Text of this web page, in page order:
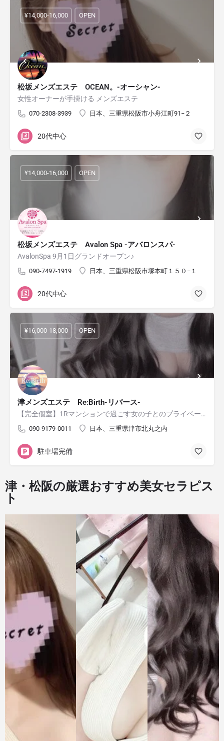
松坂メンズエステ OCEAN。-オーシャン-
女性オーナーが手掛ける メンズエステ
070-2308-3939 日本、三重県松阪市小舟江町91−２
¥14,000-16,000 OPEN
20代中心
松坂メンズエステ Avalon Spa -アバロンスパ-
AvalonSpa 9月1日グランドオープン♪
090-7497-1919 日本、三重県松阪市塚本町１５０−１
¥14,000-16,000 OPEN
20代中心
津メンズエステ Re:Birth-リバース-
【完全個室】1Rマンションで過ごす女の子とのプライベート空間
090-9179-0011 日本、三重県津市北丸之内
¥16,000-18,000 OPEN
駐車場完備
津・松阪の厳選おすすめ美女セラピス
ト